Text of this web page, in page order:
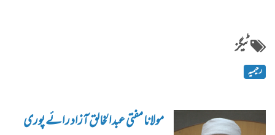
ٹیگز
رحیمیہ
مولانا مفتی عبدالخالق آزاد رائے پوری